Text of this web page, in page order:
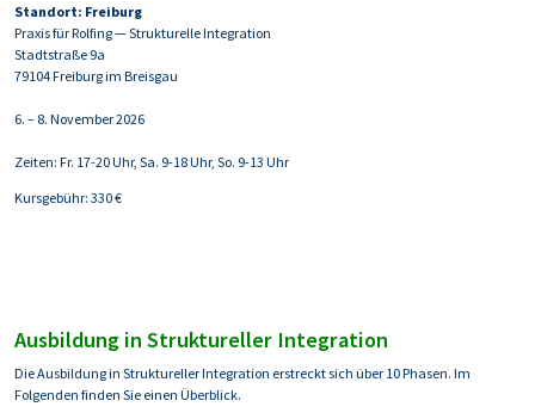
Standort: Freiburg
Praxis für Rolfing — Strukturelle Integration
Stadtstraße 9a
79104 Freiburg im Breisgau
6. – 8. November 2026
Zeiten: Fr. 17-20 Uhr, Sa. 9-18 Uhr, So. 9-13 Uhr
Kursgebühr: 330 €
Ausbildung in Struktureller Integration
Die Ausbildung in Struktureller Integration erstreckt sich über 10 Phasen. Im
Folgenden finden Sie einen Überblick.